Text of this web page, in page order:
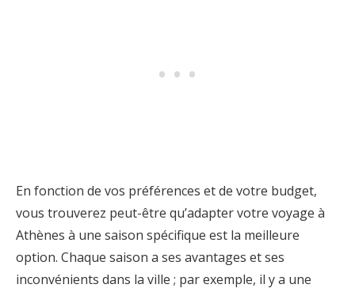
En fonction de vos préférences et de votre budget,
vous trouverez peut-être qu’adapter votre voyage à
Athènes à une saison spécifique est la meilleure
option. Chaque saison a ses avantages et ses
inconvénients dans la ville ; par exemple, il y a une